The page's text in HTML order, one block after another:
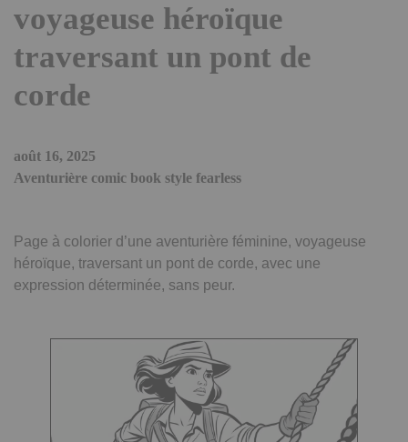
voyageuse héroïque
traversant un pont de
corde
août 16, 2025
Aventurière comic book style fearless
Page à colorier d’une aventurière féminine, voyageuse
héroïque, traversant un pont de corde, avec une
expression déterminée, sans peur.